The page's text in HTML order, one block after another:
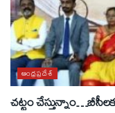
ఆంధ్రప్రదేశ్
చట్టం